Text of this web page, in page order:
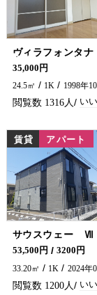
ヴィラフォンタナ
高台にあります♪2階角部屋のお部屋です(^^)/
35,000円
24.5㎡
1K 1998年
1316
賃貸 アパート
サウスウェー Ⅶ
エアコン2台・ガスコンロ・インターネット無料付です♪ 全室角のお部屋
53,500円
3200円
33.20㎡
1K 2024年
1200